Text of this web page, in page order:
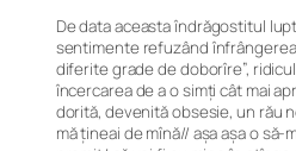
De data aceasta îndrăgostitul
sentimente refuzând
diferite grade de doborîre”,
încercarea de a o simți cât mai
dorită, devenită obsesie, un rău
mă ţineai de mînă// aşa aşa o